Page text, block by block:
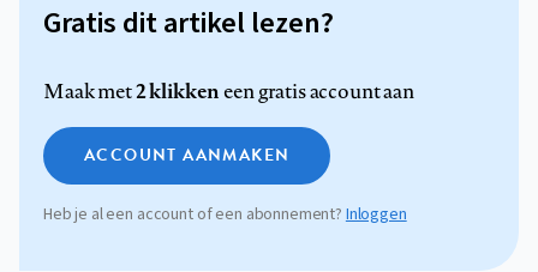
Gratis dit artikel lezen?
Maak met2 klikkeneen gratis account aan
ACCOUNT AANMAKEN
Heb je al een account of een abonnement? Inloggen